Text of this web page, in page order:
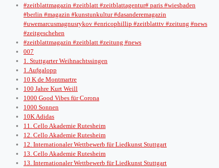
#zeitblattmagazin #zeitblatt #zeitblattagentur# paris #wiesbaden
#berlin #magazin #kunstunkultur #dasanderemagazin
#uwemarcusmagnusrykov #enricophillip #zeitblatttv #zeitung #news
#zeitgeschehen
#zeitblattmagazin #zeitblatt #zeitung #news
007
1. Stuttgarter Weihnachtssingen
1.Aufgalopp
10 K de Montmartre
100 Jahre Kurt Weill
1000 Good Vibes für Corona
1000 Sonnen
10K Adidas
11. Cello Akademie Rutesheim
12. Cello Akademie Rutesheim
12. Internationaler Wettbewerb für Liedkunst Stuttgart
13. Cello Akademie Rutesheim
13. Internationaler Wettbewerb für Liedkunst Stuttgart